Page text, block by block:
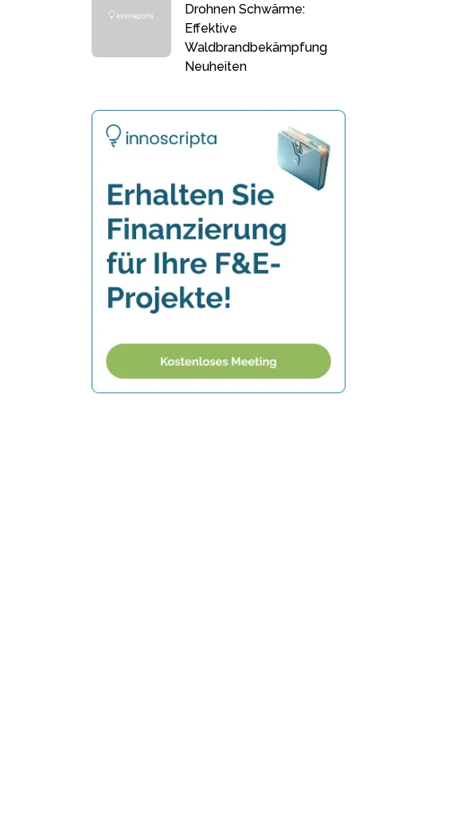
Drohnen Schwärme:
Effektive
Waldbrandbekämpfung
Neuheiten